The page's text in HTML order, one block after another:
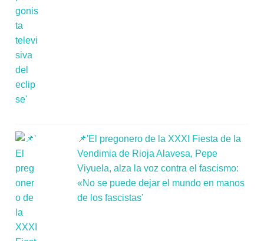
📌'El pregonero de la XXXI Fiesta de la
Vendimia de Rioja Alavesa, Pepe
Viyuela, alza la voz contra el fascismo:
«No se puede dejar el mundo en manos
de los fascistas'